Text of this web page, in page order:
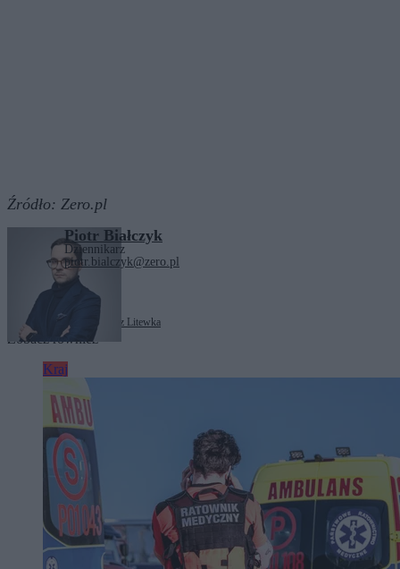
Źródło: Zero.pl
Piotr Białczyk
Dziennikarz
piotr.bialczyk@zero.pl
Tagi: Łukasz Litewka
Zobacz również
Kraj